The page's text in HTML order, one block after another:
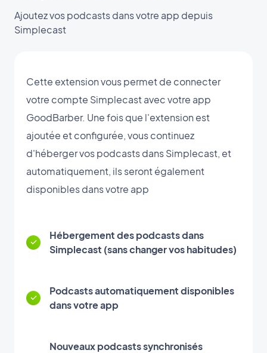
Ajoutez vos podcasts dans votre app depuis
Simplecast
Cette extension vous permet de connecter
votre compte Simplecast avec votre app
GoodBarber. Une fois que l'extension est
ajoutée et configurée, vous continuez
d'héberger vos podcasts dans Simplecast, et
automatiquement, ils seront également
disponibles dans votre app
Hébergement des podcasts dans
Simplecast (sans changer vos habitudes)
Podcasts automatiquement disponibles
dans votre app
Nouveaux podcasts synchronisés